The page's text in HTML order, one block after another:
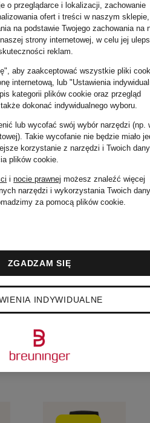
STONE
ISLAND
Bojówki
o przeglądarce i lokalizacji, zachowanie
ofert i treści w naszym sklepie,
na podstawie Twojego zachowania na
strony internetowej, w celu jej
reklam.
aby zaakceptować wszystkie pliki
internetową, lub "Ustawienia
kategorii plików cookie oraz przegląd
dokonać indywidualnego wyboru.
lub wycofać swój wybór narzędzi (np.
Takie wycofanie nie będzie miało
korzystanie z narzędzi i Twoich
plików cookie.
inocie prawnej możesz znaleźć więcej
narzędzi i wykorzystania Twoich
za pomocą plików cookie.
INDYWIDUALNE
ZGADZAM SIĘ